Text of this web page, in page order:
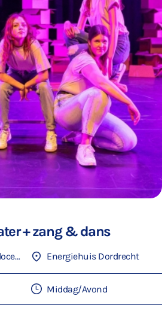
+ zang & dans
Jeugdtheaterschool docenten Energiehuis Dordrecht
Middag/Avond